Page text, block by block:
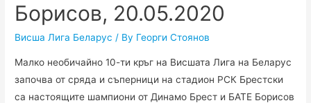
Борисов, 20.05.2020
Висша Лига Беларус / By Георги Стоянов
Малко необичайно 10-ти кръг на Висшата Лига на Беларус
започва от сряда и съперници на стадион РСК Брестски
са настоящите шампиони от Динамо Брест и БАТЕ Борисов